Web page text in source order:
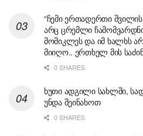
“ჩემი ერთადერთი
არც ცრემლი
მომიკლეს და იმ ხალხს
მიიღო.. ერთხელ მის
0 SHARES
ხუთი ადგილი სახლში,
უნდა შეინახოთ
0 SHARES